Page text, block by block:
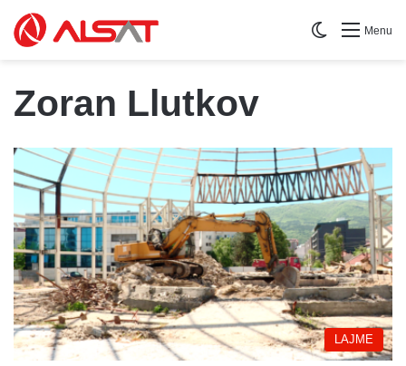
Menu
Switch skin
Zoran Llutkov
LAJME